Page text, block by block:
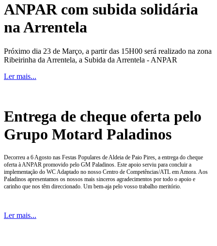
ANPAR com subida solidária
na Arrentela
Próximo dia 23 de Março, a partir das 15H00 será realizado na zona
Ribeirinha da Arrentela, a Subida da Arrentela - ANPAR
Ler mais...
Entrega de cheque oferta pelo
Grupo Motard Paladinos
Decorreu a 6 Agosto nas Festas Populares de Aldeia de Paio Pires, a entrega do cheque
oferta à ANPAR promovido pelo GM Paladinos. Este apoio serviu para concluir a
implementação do WC Adaptado no nosso Centro de Competências/ATL em Amora. Aos
Paladinos apresentamos os nossos mais sinceros agradecimentos por todo o apoio e
carinho que nos têm direccionado. Um bem-aja pelo vosso trabalho meritório.
Ler mais...